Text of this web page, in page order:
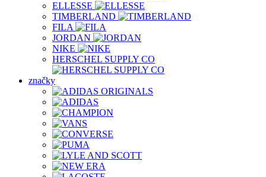
ELLESSE
TIMBERLAND
FILA
JORDAN
NIKE
HERSCHEL SUPPLY CO
značky